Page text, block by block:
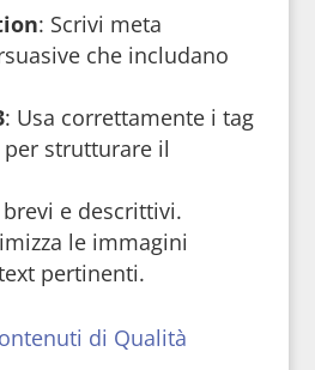
: Scrivi meta
che includano
: Usa correttamente i tag
strutturare il
brevi e descrittivi.
le immagini
pertinenti.
di Qualità